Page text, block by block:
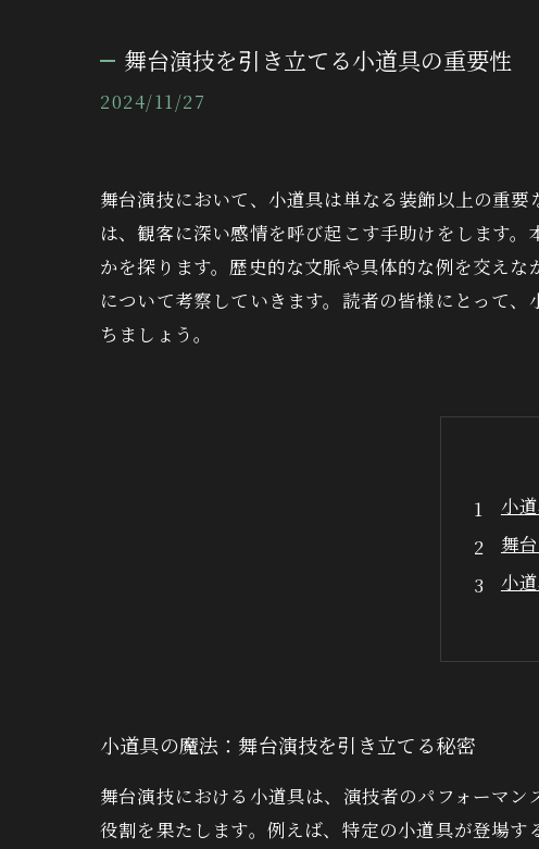
舞台演技を引き立てる小道具の重要性
2024/11/27
舞台演技において、小道具は単なる装飾以上の重
は、観客に深い感情を呼び起こす手助けをします
かを探ります。歴史的な文脈や具体的な例を交え
について考察していきます。読者の皆様にとって
ちましょう。
小
舞
小
歴
小
小道具の魔法：舞台演技を引き立てる秘密
舞台演技における小道具は、演技者のパフォーマ
役割を果たします。例えば、特定の小道具が登場